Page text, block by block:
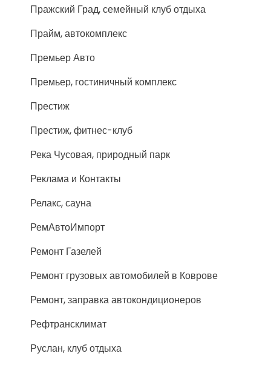
Пражский Град, семейный клуб отдыха
Прайм, автокомплекс
Премьер Авто
Премьер, гостиничный комплекс
Престиж
Престиж, фитнес-клуб
Река Чусовая, природный парк
Реклама и Контакты
Релакс, сауна
РемАвтоИмпорт
Ремонт Газелей
Ремонт грузовых автомобилей в Коврове
Ремонт, заправка автокондиционеров
Рефтрансклимат
Руслан, клуб отдыха